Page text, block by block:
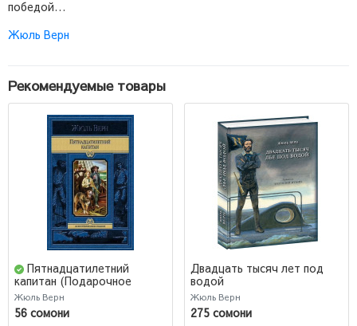
победой…
Жюль Верн
Рекомендуемые товары
Пятнадцатилетний
капитан (Подарочное
издание)
Жюль Верн
56 сомони
Двадцать тысяч лет под
водой
Жюль Верн
275 сомони